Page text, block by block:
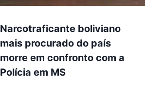
Narcotraficante boliviano
mais procurado do país
morre em confronto com a
Polícia em MS